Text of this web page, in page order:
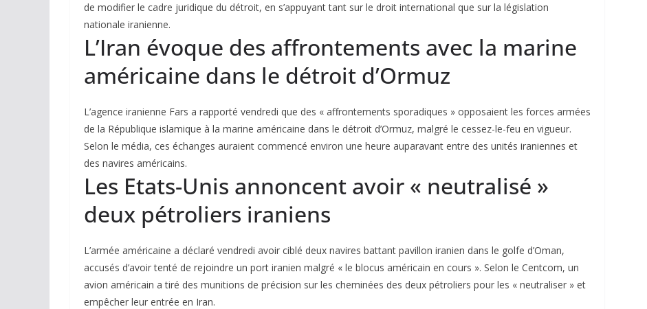
de modifier le cadre juridique du détroit, en s’appuyant tant sur le droit international que sur la législation
nationale iranienne.
L’Iran évoque des affrontements avec la marine
américaine dans le détroit d’Ormuz
L’agence iranienne Fars a rapporté vendredi que des « affrontements sporadiques » opposaient les forces armées
de la République islamique à la marine américaine dans le détroit d’Ormuz, malgré le cessez-le-feu en vigueur.
Selon le média, ces échanges auraient commencé environ une heure auparavant entre des unités iraniennes et
des navires américains.
Les Etats-Unis annoncent avoir « neutralisé »
deux pétroliers iraniens
L’armée américaine a déclaré vendredi avoir ciblé deux navires battant pavillon iranien dans le golfe d’Oman,
accusés d’avoir tenté de rejoindre un port iranien malgré « le blocus américain en cours ». Selon le Centcom, un
avion américain a tiré des munitions de précision sur les cheminées des deux pétroliers pour les « neutraliser » et
empêcher leur entrée en Iran.